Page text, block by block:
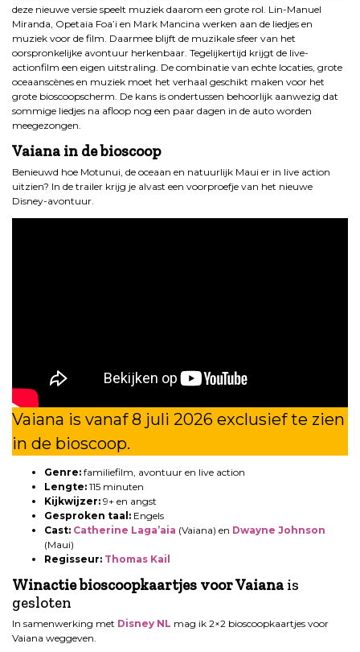
deze nieuwe versie speelt muziek daarom een grote rol. Lin-Manuel
Miranda, Opetaia Foa’i en Mark Mancina werken aan de liedjes en
muziek voor de film. Daarmee blijft de muzikale sfeer van het
oorspronkelijke avontuur herkenbaar. Tegelijkertijd krijgt de live-
actionfilm een eigen uitstraling. De combinatie van echte locaties, grote
oceaanscènes en muziek moet het verhaal geschikt maken voor het
grote bioscoopscherm. De kans is ondertussen behoorlijk aanwezig dat
sommige liedjes na afloop nog een paar dagen in de auto worden
meegezongen.
Vaiana in de bioscoop
Benieuwd hoe Motunui, de oceaan en natuurlijk Maui er in live action
uitzien? In de trailer krijg je alvast een voorproefje van het nieuwe
Disney-avontuur.
Vaiana is vanaf 8 juli 2026 exclusief te zien
in de bioscoop.
Genre: familiefilm, avontuur en live action
Lengte: 115 minuten
Kijkwijzer: 9+ en angst
Gesproken taal: Engels
Cast: Catherine Laga’aia (Vaiana) en Dwayne Johnson
(Maui)
Regisseur: Thomas Kail
Winactie bioscoopkaartjes voor Vaiana is
gesloten
In samenwerking met Disney NL mag ik 2×2 bioscoopkaartjes voor
Vaiana weggeven.